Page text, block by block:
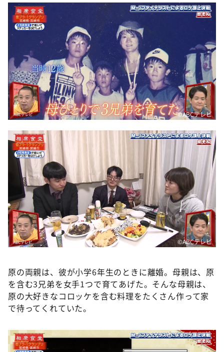
©ABCテレビ
©ABCテレビ
原の両親は、彼が小学6年生のときに離婚。母親は、原
を含む3兄弟を女手1つで育てあげた。そんな母親は、
原の大好きなコロッケを含む料理をたくさん作って家
で待ってくれていた。